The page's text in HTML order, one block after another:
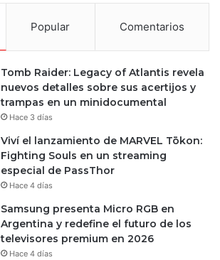
Popular Comentarios
Tomb Raider: Legacy of Atlantis revela
nuevos detalles sobre sus acertijos y
trampas en un minidocumental
Hace 3 días
Viví el lanzamiento de MARVEL Tōkon:
Fighting Souls en un streaming
especial de PassThor
Hace 4 días
Samsung presenta Micro RGB en
Argentina y redefine el futuro de los
televisores premium en 2026
Hace 4 días